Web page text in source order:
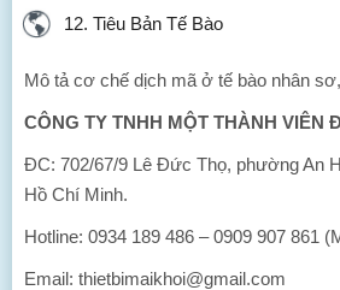
12. Tiêu Bản Tế Bào
Mô tả cơ chế dịch mã ở tế bào nhân
CÔNG TY TNHH MỘT THÀNH VIÊN
ĐC: 702/67/9 Lê Đức Thọ, phường An
Hồ Chí Minh.
Hotline: 0934 189 486 – 0909 907 861
Email: thietbimaikhoi@gmail.com